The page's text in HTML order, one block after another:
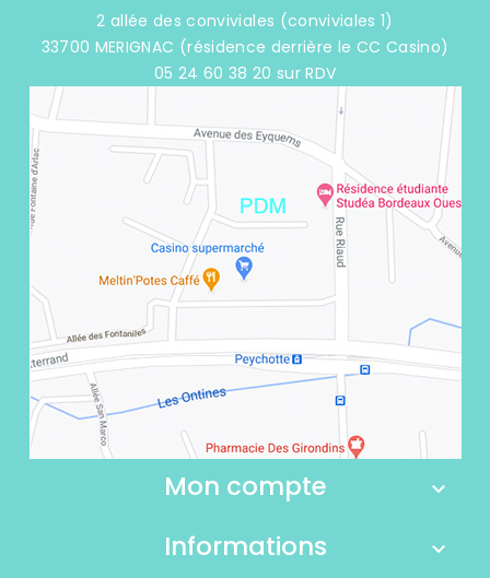
2 allée des conviviales (conviviales 1)
33700 MERIGNAC (résidence derrière le CC Casino)
05 24 60 38 20 sur RDV
Mon compte
Informations